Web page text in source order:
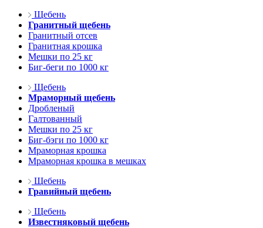
Щебень
Гранитный щебень
Гранитный отсев
Гранитная крошка
Мешки по 25 кг
Биг-беги по 1000 кг
Щебень
Мраморный щебень
Дробленый
Галтованный
Мешки по 25 кг
Биг-бэги по 1000 кг
Мраморная крошка
Мраморная крошка в мешках
Щебень
Гравийный щебень
Щебень
Известняковый щебень